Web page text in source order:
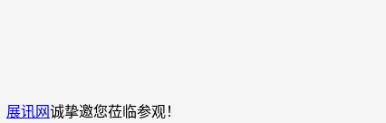
展讯网诚挚邀您莅临参观！